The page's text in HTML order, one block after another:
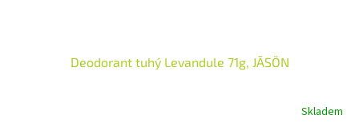
Deodorant tuhý Levandule 71g, JĀSÖN
Skladem